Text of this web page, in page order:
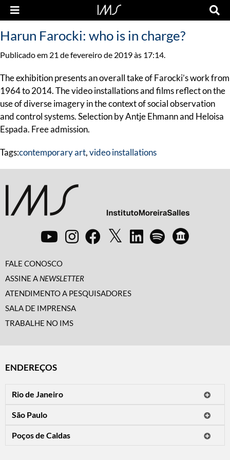
Harun Farocki: who is in charge?
Publicado em 21 de fevereiro de 2019 às 17:14.
The exhibition presents an overall take of Farocki’s work from
1964 to 2014. The video installations and films reflect on the
use of diverse imagery in the context of social observation
and control systems. Selection by Antje Ehmann and Heloisa
Espada. Free admission.
Tags:contemporary art,video installations
FALE CONOSCO
ASSINE A NEWSLETTER
ATENDIMENTO A PESQUISADORES
SALA DE IMPRENSA
TRABALHE NO IMS
ENDEREÇOS
Rio de Janeiro
Horário de visitação: a programação do IMS no Rio de Janeiro será
apresentada em instituições culturais parceiras.
São Paulo
CEP 01310-300 - São Paulo/SP
Poços de Caldas